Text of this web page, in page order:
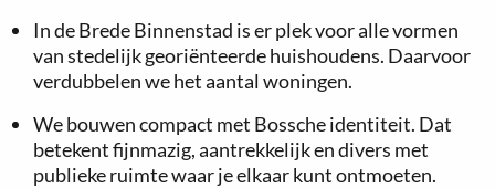
In de Brede Binnenstad is er plek voor alle vormen
van stedelijk georiënteerde huishoudens. Daarvoor
verdubbelen we het aantal woningen.
We bouwen compact met Bossche identiteit. Dat
betekent fijnmazig, aantrekkelijk en divers met
publieke ruimte waar je elkaar kunt ontmoeten.